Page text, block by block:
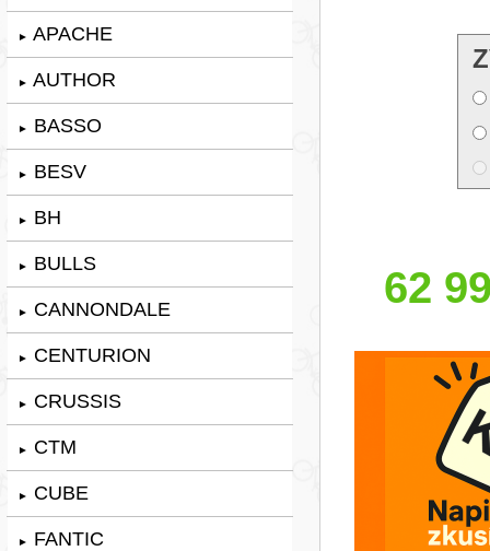
► APACHE
► AUTHOR
► BASSO
► BESV
► BH
► BULLS
► CANNONDALE
► CENTURION
► CRUSSIS
► CTM
► CUBE
► FANTIC
62